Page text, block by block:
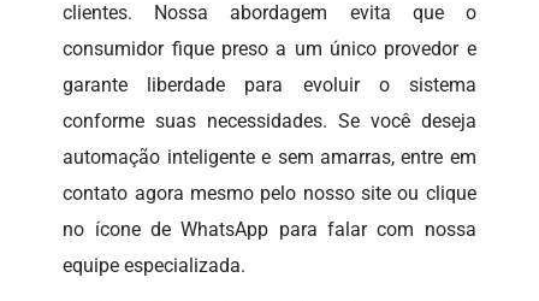
clientes. Nossa abordagem evita que o
consumidor fique preso a um único provedor e
garante liberdade para evoluir o sistema
conforme suas necessidades. Se você deseja
automação inteligente e sem amarras, entre em
contato agora mesmo pelo nosso site ou clique
no ícone de WhatsApp para falar com nossa
equipe especializada.